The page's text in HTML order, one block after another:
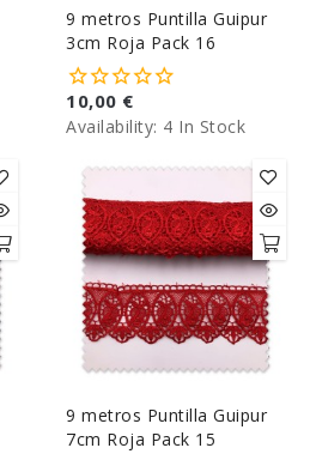
9 metros Puntilla Guipur
3cm Roja Pack 16
10,00 €
Availability: 4 In Stock
9 metros Puntilla Guipur
7cm Roja Pack 15